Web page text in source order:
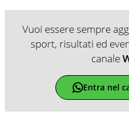
Vuoi essere sempre
sport, risultati ed
canale
Entra nel